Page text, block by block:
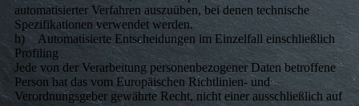
automatisierter Verfahren auszuüben, bei denen technische
Spezifikationen verwendet werden.
h) Automatisierte Entscheidungen im Einzelfall einschließlich
Profiling
Jede von der Verarbeitung personenbezogener Daten betroffene
Person hat das vom Europäischen Richtlinien- und
Verordnungsgeber gewährte Recht, nicht einer ausschließlich auf